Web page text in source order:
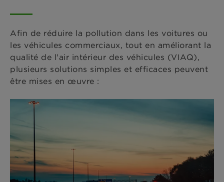
Afin de réduire la pollution dans les voitures ou
les véhicules commerciaux, tout en améliorant la
qualité de l'air intérieur des véhicules (VIAQ),
plusieurs solutions simples et efficaces peuvent
être mises en œuvre :